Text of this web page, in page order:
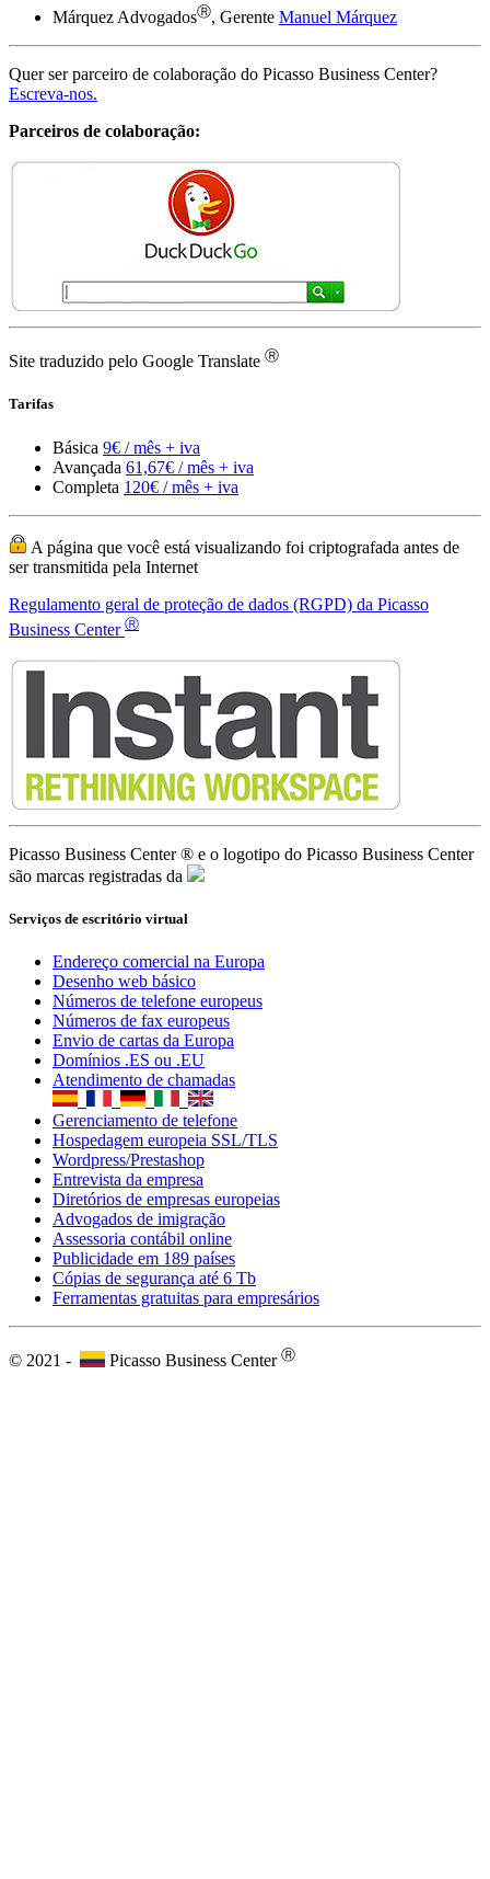
Márquez AdvogadosⓇ, Gerente Manuel Márquez
Quer ser parceiro de colaboração do Picasso Business Center?
Escreva-nos.
Parceiros de colaboração:
Site traduzido pelo Google Translate
Básica9€ / mês + iva
Avançada61,67€ / mês + iva
A página que você está visualizando foi criptografada antes de
Regulamento geral de proteção de dados (RGPD) da Picasso
Business CenterⓇ
Picasso Business Center ® e o logotipo do Picasso Business Center
são marcas registradas da
Serviços de escritório virtual
Desenho web básico
Números de telefone europeus
Números de fax europeus
Envio de cartas da Europa
Domínios .ES ou .EU
Atendimento de chamadas
Hospedagem europeia SSL/TLS
Wordpress/Prestashop
Diretórios de empresas europeias
Assessoria contábil online
Publicidade em 189 países
Cópias de segurança até 6 Tb
Ferramentas gratuitas para empresários
© 2021 - Picasso Business Center